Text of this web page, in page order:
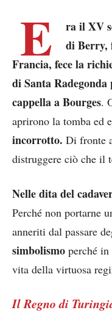
E
ra il XV
di Berry,
Francia, fece la
di Santa
cappella a Bourges.
aprirono la tomba ed
incorrotto. Di fronte
distruggere ciò che il
Nelle dita del
Perché non portarne
anneriti dal passare
simbolismo perché in
vita della virtuosa
Il Regno di